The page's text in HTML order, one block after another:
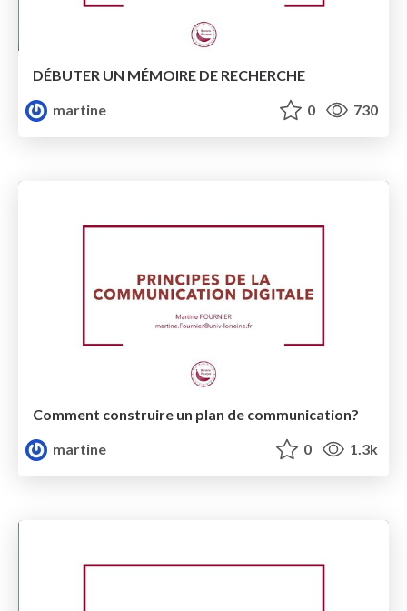
DÉBUTER UN MÉMOIRE DE RECHERCHE
martine
0 730
Comment construire un plan de communication?
martine
0 1.3k